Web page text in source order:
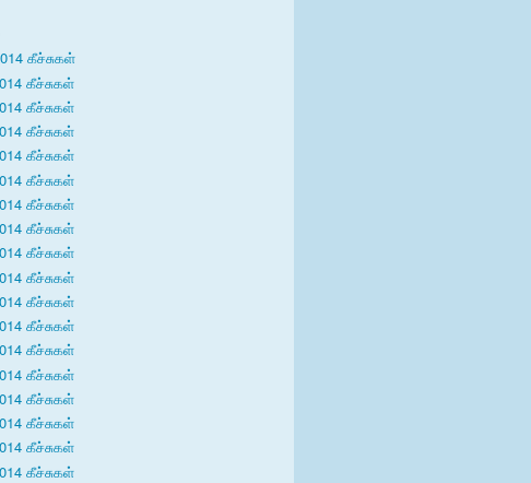
கீச்சுகள்
கீச்சுகள்
கீச்சுகள்
கீச்சுகள்
கீச்சுகள்
கீச்சுகள்
கீச்சுகள்
கீச்சுகள்
கீச்சுகள்
கீச்சுகள்
கீச்சுகள்
கீச்சுகள்
கீச்சுகள்
கீச்சுகள்
கீச்சுகள்
கீச்சுகள்
கீச்சுகள்
கீச்சுகள்